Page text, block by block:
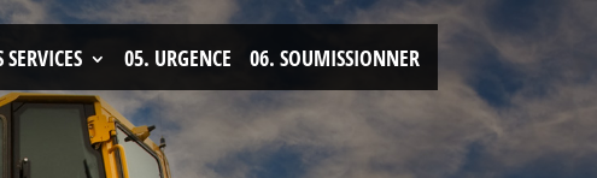
SERVICES 05. URGENCE 06. SOUMISSIONNER